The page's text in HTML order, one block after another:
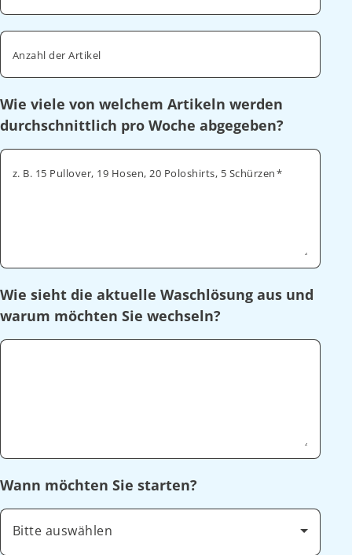
Anzahl der Artikel
Wie viele von welchem Artikeln werden
durchschnittlich pro Woche abgegeben?
z. B. 15 Pullover, 19 Hosen, 20 Poloshirts, 5 Schürzen
Wie sieht die aktuelle Waschlösung aus und
warum möchten Sie wechseln?
Wann möchten Sie starten?
Bitte auswählen